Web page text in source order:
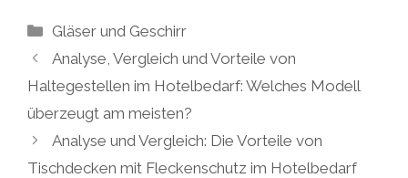
Kategorien
Gläser und Geschirr
Analyse, Vergleich und Vorteile von
Haltegestellen im Hotelbedarf: Welches Modell
überzeugt am meisten?
Analyse und Vergleich: Die Vorteile von
Tischdecken mit Fleckenschutz im Hotelbedarf